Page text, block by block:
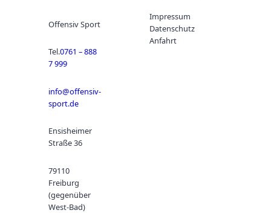
Offensiv Sport
Tel.0761 – 888
7 999
info@offensiv-
sport.de
Ensisheimer
Straße 36
79110
Freiburg
(gegenüber
West-Bad)
Impressum
Datenschutz
Anfahrt